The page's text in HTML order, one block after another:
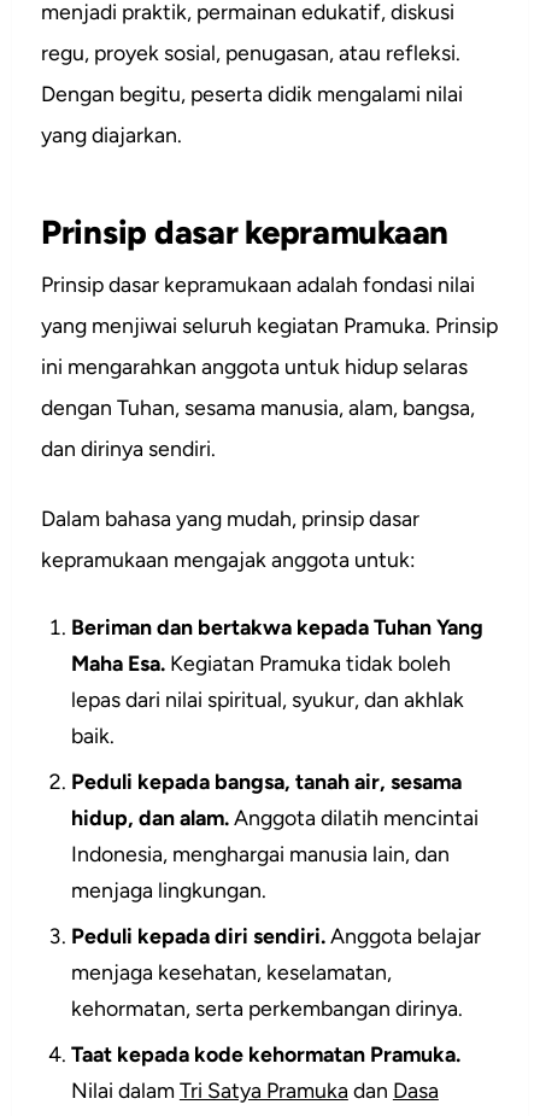
menjadi praktik, permainan edukatif, diskusi
regu, proyek sosial, penugasan, atau refleksi.
Dengan begitu, peserta didik mengalami nilai
yang diajarkan.
Prinsip dasar kepramukaan
Prinsip dasar kepramukaan adalah fondasi nilai
yang menjiwai seluruh kegiatan Pramuka. Prinsip
ini mengarahkan anggota untuk hidup selaras
dengan Tuhan, sesama manusia, alam, bangsa,
dan dirinya sendiri.
Dalam bahasa yang mudah, prinsip dasar
kepramukaan mengajak anggota untuk:
Beriman dan bertakwa kepada Tuhan Yang
Maha Esa.Kegiatan Pramuka tidak boleh
lepas dari nilai spiritual, syukur, dan akhlak
baik.
Peduli kepada bangsa, tanah air, sesama
hidup, dan alam.Anggota dilatih mencintai
Indonesia, menghargai manusia lain, dan
menjaga lingkungan.
Peduli kepada diri sendiri.Anggota belajar
menjaga kesehatan, keselamatan,
kehormatan, serta perkembangan dirinya.
Taat kepada kode kehormatan Pramuka.
Nilai dalamTri Satya Pramuka dan Dasa